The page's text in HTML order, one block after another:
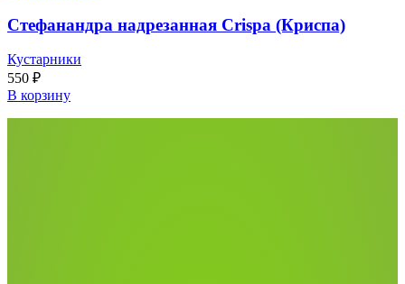
Стефанандра надрезанная Crispa (Криспа)
Кустарники
550 ₽
В корзину